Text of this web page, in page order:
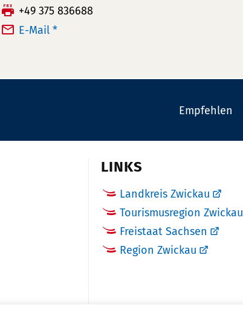
e
l
m
F
a
+49 375 836688
E-Mail *
Empfehlen
LINKS
Landkreis Zwickau
Tourismusregion Zwickau
Freistaat Sachsen
Region Zwickau